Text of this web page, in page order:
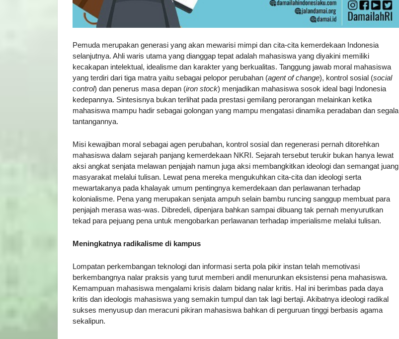
Pemuda merupakan generasi yang akan mewarisi mimpi dan cita-cita kemerdekaan Indonesia
selanjutnya. Ahli waris utama yang dianggap tepat adalah mahasiswa yang diyakini memiliki
kecakapan intelektual, idealisme dan karakter yang berkualitas. Tanggung jawab moral mahasiswa
yang terdiri dari tiga matra yaitu sebagai pelopor perubahan (agent of change), kontrol sosial (social
control) dan penerus masa depan (iron stock) menjadikan mahasiswa sosok ideal bagi Indonesia
kedepannya. Sintesisnya bukan terlihat pada prestasi gemilang perorangan melainkan ketika
mahasiswa mampu hadir sebagai golongan yang mampu mengatasi dinamika peradaban dan segala
tantangannya.
Misi kewajiban moral sebagai agen perubahan, kontrol sosial dan regenerasi pernah ditorehkan
mahasiswa dalam sejarah panjang kemerdekaan NKRI. Sejarah tersebut terukir bukan hanya lewat
aksi angkat senjata melawan penjajah namun juga aksi membangkitkan ideologi dan semangat juang
masyarakat melalui tulisan. Lewat pena mereka mengukuhkan cita-cita dan ideologi serta
mewartakanya pada khalayak umum pentingnya kemerdekaan dan perlawanan terhadap
kolonialisme. Pena yang merupakan senjata ampuh selain bambu runcing sanggup membuat para
penjajah merasa was-was. Dibredeli, dipenjara bahkan sampai dibuang tak pernah menyurutkan
tekad para pejuang pena untuk mengobarkan perlawanan terhadap imperialisme melalui tulisan.
Meningkatnya radikalisme di kampus
Lompatan perkembangan teknologi dan informasi serta pola pikir instan telah memotivasi
berkembangnya nalar praksis yang turut memberi andil menurunkan eksistensi pena mahasiswa.
Kemampuan mahasiswa mengalami krisis dalam bidang nalar kritis. Hal ini berimbas pada daya
kritis dan ideologis mahasiswa yang semakin tumpul dan tak lagi bertaji. Akibatnya ideologi radikal
sukses menyusup dan meracuni pikiran mahasiswa bahkan di perguruan tinggi berbasis agama
sekalipun.